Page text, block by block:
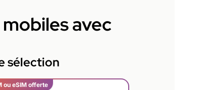
avec
sélection
ou eSIM offerte